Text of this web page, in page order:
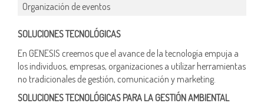
Organización de eventos
SOLUCIONES TECNOLÓGICAS
En GENESIS creemos que el avance de la tecnología empuja a
los individuos, empresas, organizaciones a utilizar herramientas
no tradicionales de gestión, comunicación y marketing.
SOLUCIONES TECNOLÓGICAS PARA LA GESTIÓN AMBIENTAL